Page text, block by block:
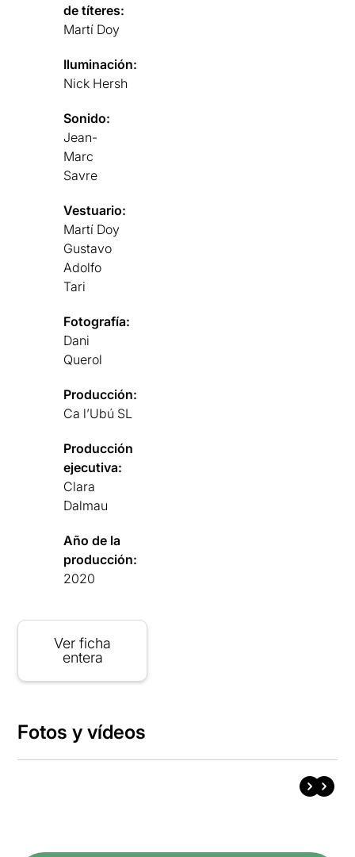
de títeres:
Martí Doy
Iluminación:
Nick Hersh
Sonido:
Jean-
Marc
Savre
Vestuario:
Martí Doy
Gustavo
Adolfo
Tari
Fotografía:
Dani
Querol
Producción:
Ca l’Ubú SL
Producción
ejecutiva:
Clara
Dalmau
Año de la
producción:
2020
Ver ficha
entera
Fotos y vídeos